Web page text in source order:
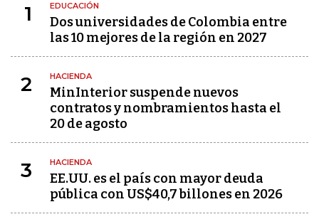
1 EDUCACIÓN
Dos universidades de Colombia entre
las 10 mejores de la región en 2027
2 HACIENDA
MinInterior suspende nuevos
contratos y nombramientos hasta el
20 de agosto
3 HACIENDA
EE.UU. es el país con mayor deuda
pública con US$40,7 billones en 2026